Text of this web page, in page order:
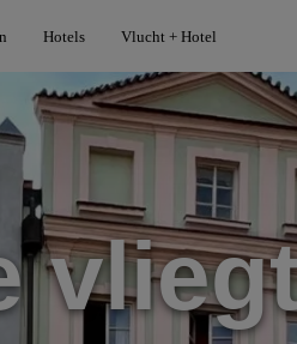
Hotels Vlucht + Hotel